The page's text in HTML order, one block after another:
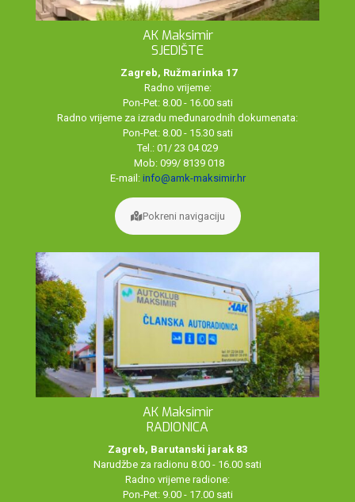
AK Maksimir
SJEDIŠTE
Zagreb, Ružmarinka 17
Radno vrijeme:
Pon-Pet: 8.00 - 16.00 sati
Radno vrijeme za izradu međunarodnih dokumenata:
Pon-Pet: 8.00 - 15.30 sati
Tel.: 01/ 23 04 029
Mob: 099/ 8139 018
E-mail: info@amk-maksimir.hr
Pokreni navigaciju
AK Maksimir
RADIONICA
Zagreb, Barutanski jarak 83
Narudžbe za radionu 8.00 - 16.00 sati
Radno vrijeme radione:
Pon-Pet: 9.00 - 17.00 sati